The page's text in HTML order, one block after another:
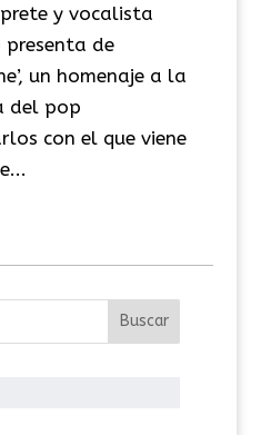
y vocalista
presenta de
un homenaje a la
del pop
con el que viene